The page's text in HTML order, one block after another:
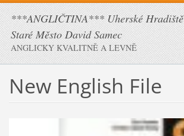
***ANGLIČTINA*** Uherské Hradiště
Staré Město David Samec
ANGLICKY KVALITNĚ A LEVNĚ
New English File